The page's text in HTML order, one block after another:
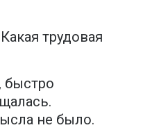
трудовая
быстро
не было.